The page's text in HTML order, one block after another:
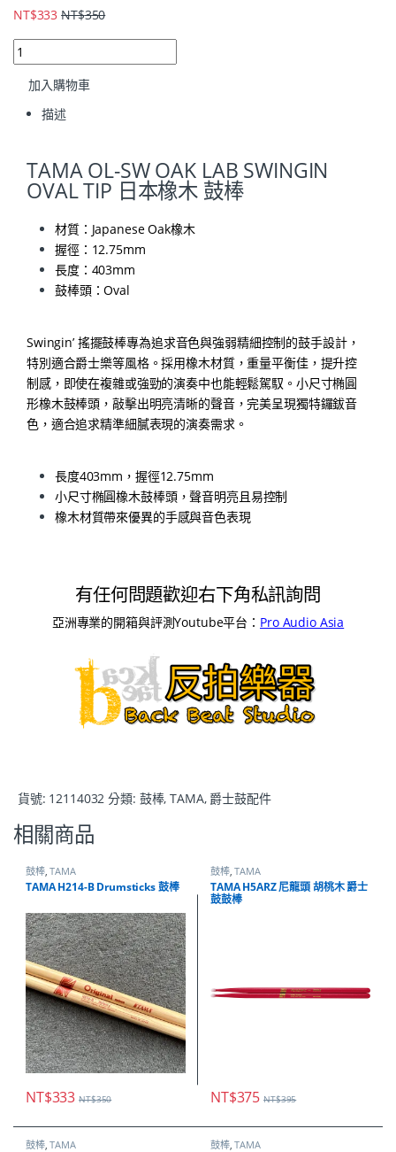
NT$333 NT$350
加入購物車
描述
TAMA OL-SW OAK LAB SWINGIN
OVAL TIP 日本橡木 鼓棒
材質：Japanese Oak橡木
握徑：12.75mm
長度：403mm
鼓棒頭：Oval
Swingin’ 搖擺鼓棒專為追求音色與強弱精細控制的鼓手設計，
特別適合爵士樂等風格。採用橡木材質，重量平衡佳，提升控
制感，即使在複雜或強勁的演奏中也能輕鬆駕馭。小尺寸椭圓
形橡木鼓棒頭，敲擊出明亮清晰的聲音，完美呈現獨特鑼鈸音
色，適合追求精準細膩表現的演奏需求。
長度403mm，握徑12.75mm
小尺寸椭圓橡木鼓棒頭，聲音明亮且易控制
橡木材質帶來優異的手感與音色表現
有任何問題歡迎右下角私訊詢問
亞洲專業的開箱與評測Youtube平台： Pro Audio Asia
貨號: 12114032 分類: 鼓棒,TAMA, 爵士鼓配件
相關商品
鼓棒,TAMA
TAMA H214-B Drumsticks 鼓棒
NT$333 NT$350
鼓棒,TAMA
TAMA H5ARZ 尼龍頭 胡桃木 爵士
鼓鼓棒
NT$375 NT$395
鼓棒,TAMA 鼓棒,TAMA